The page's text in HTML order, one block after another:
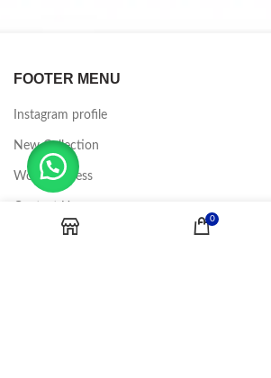
FOOTER MENU
Instagram profile
New Collection
Woman Dress
Latest News
0